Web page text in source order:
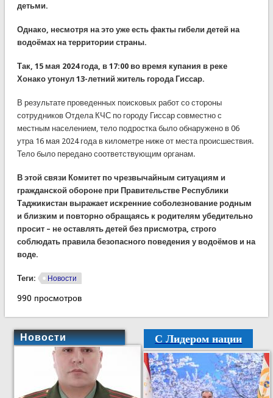
детьми.
Однако, несмотря на это уже есть факты гибели детей на
водоёмах на территории страны.
Так, 15 мая 2024 года, в 17:00 во время купания в реке
Хонако утонул 13-летний житель города Гиссар.
В результате проведенных поисковых работ со стороны
сотрудников Отдела КЧС по городу Гиссар совместно с
местным населением, тело подростка было обнаружено в 06
утра 16 мая 2024 года в километре ниже от места происшествия.
Тело было передано соответствующим органам.
В этой связи Комитет по чрезвычайным ситуациям и
гражданской обороне при Правительстве Республики
Таджикистан выражает искренние соболезнование родным
и близким и повторно обращаясь к родителям убедительно
просит – не оставлять детей без присмотра, строго
соблюдать правила безопасного поведения у водоёмов и на
воде.
Теги: Новости
990 просмотров
Новости С Лидером нации